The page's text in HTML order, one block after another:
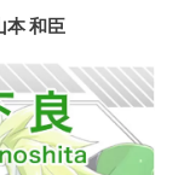
和臣